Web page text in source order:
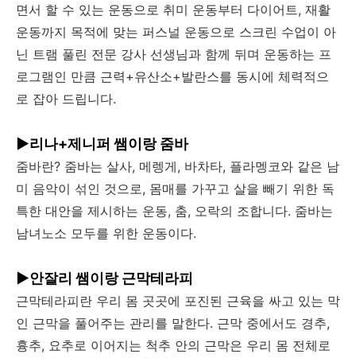
면서 할 수 있는 운동으로 취미 운동부터 다이어트, 재활
운동까지 목적에 맞는 퍼스널 운동으로 스크린 수업이 아
닌 트램 풀린 전문 강사 선생님과 함께 뒤며 운동하는 프
로그램인 만큼 근력+유산소+발란스를 동시에 체력적으
로 잡아 드립니다.
▶리나+제니퍼 쌤이랑 줌바
줌바란? 줌바는 살사, 메렝게, 바차타, 플라멩코와 같은 남
미 음악이 섞인 것으로, 몸매를 가꾸고 살을 빼기 위한 독
특한 대안을 제시하는 운동, 춤, 오락의 조합니다. 줌바는
남녀노소 모두를 위한 운동이다.
▶안잘리 쌤이랑 근막테라피
근막테라피란 우리 몸 곳곳에 포진된 근육을 싸고 있는 막
인 근막을 풀어주는 관리를 말한다. 근막 중에서도 경추,
흉추, 요추로 이어지는 척추 안의 근막은 우리 몸 전체로